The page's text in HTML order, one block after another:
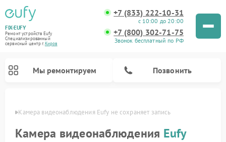
FIX-EUFY
Ремонт устройств Eufy
Специализированный
cервисный центр г.Киров
+7 (833) 222-10-31
с 10:00 до 20:00
+7 (800) 302-71-75
Звонок бесплатный по РФ
Мы ремонтируем Позвонить
Камера видеонаблюдения Eufy не сохраняет запись
Камера видеонаблюдения Eufy